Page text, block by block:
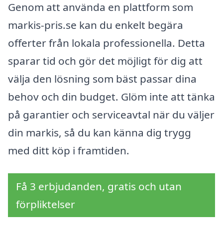
Genom att använda en plattform som
markis-pris.se kan du enkelt begära
offerter från lokala professionella. Detta
sparar tid och gör det möjligt för dig att
välja den lösning som bäst passar dina
behov och din budget. Glöm inte att tänka
på garantier och serviceavtal när du väljer
din markis, så du kan känna dig trygg
med ditt köp i framtiden.
Få 3 erbjudanden, gratis och utan
förpliktelser